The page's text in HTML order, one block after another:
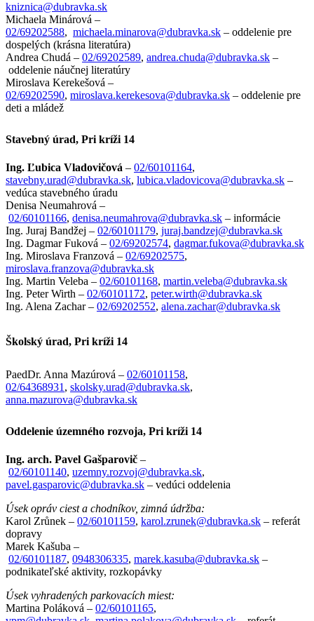
kniznica@dubravka.sk
Michaela Minárová –
02/69202588, michaela.minarova@dubravka.sk – oddelenie pre
dospelých (krásna literatúra)
Andrea Chudá – 02/69202589, andrea.chuda@dubravka.sk –
oddelenie náučnej literatúry
Miroslava Kerekešová –
02/69202590, miroslava.kerekesova@dubravka.sk – oddelenie pre
deti a mládež
Stavebný úrad, Pri kríži 14
Ing. Ľubica Vladovičová – 02/60101164,
stavebny.urad@dubravka.sk, lubica.vladovicova@dubravka.sk –
vedúca stavebného úradu
Denisa Neumahrová –
02/60101166, denisa.neumahrova@dubravka.sk – informácie
Ing. Juraj Bandžej – 02/60101179, juraj.bandzej@dubravka.sk
Ing. Dagmar Fuková – 02/69202574, dagmar.fukova@dubravka.sk
Ing. Miroslava Franzová – 02/69202575,
miroslava.franzova@dubravka.sk
Ing. Martin Veleba – 02/60101168, martin.veleba@dubravka.sk
Ing. Peter Wirth – 02/60101172, peter.wirth@dubravka.sk
Ing. Alena Zachar – 02/69202552, alena.zachar@dubravka.sk
Školský úrad, Pri kríži 14
PaedDr. Anna Mazúrová – 02/60101158,
02/64368931 , skolsky.urad@dubravka.sk,
anna.mazurova@dubravka.sk
Oddelenie územného rozvoja, Pri kríži 14
Ing. arch. Pavel Gašparovič –
02/60101140, uzemny.rozvoj@dubravka.sk,
pavel.gasparovic@dubravka.sk – vedúci oddelenia
Úsek opráv ciest a chodníkov, zimná údržba:
Karol Zrůnek – 02/60101159, karol.zrunek@dubravka.sk – referát
dopravy
Marek Kašuba –
02/60101187, 0948306335, marek.kasuba@dubravka.sk –
podnikateľské aktivity, rozkopávky
Úsek vyhradených parkovacích miest:
Martina Poláková – 02/60101165,